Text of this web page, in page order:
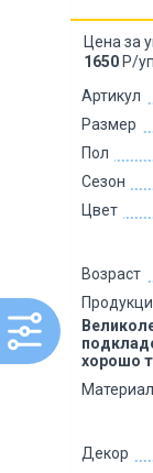
Артикул
Размер
Пол
Сезон
Цвет
Возраст
хорошо
Материал
Декор
Цена за
1650 Р/уп.